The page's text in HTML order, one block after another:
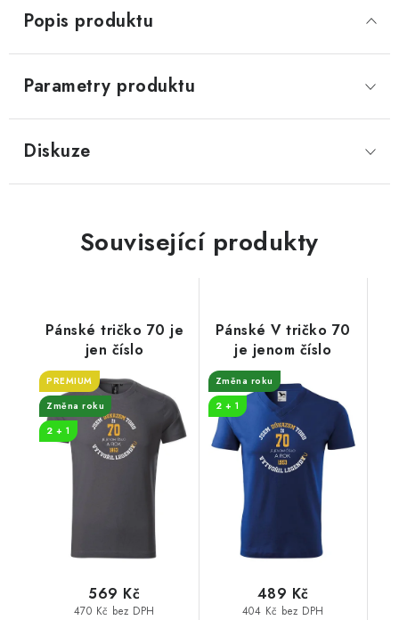
Popis produktu
Parametry produktu
Diskuze
Související produkty
Pánské tričko 70 je
jen číslo
PREMIUM
Změna roku
2 + 1
470 Kč bez DPH
569 Kč
Pánské V tričko 70
je jenom číslo
Změna roku
2 + 1
404 Kč bez DPH
489 Kč